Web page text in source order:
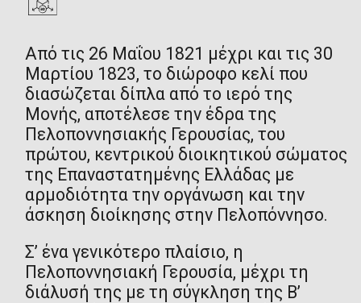
Από τις 26 Μαΐου 1821 μέχρι και τις 30
Μαρτίου 1823, το διώροφο κελί που
διασώζεται δίπλα από το ιερό της
Μονής, αποτέλεσε την έδρα της
Πελοποννησιακής Γερουσίας, του
πρώτου, κεντρικού διοικητικού σώματος
της Επαναστατημένης Ελλάδας με
αρμοδιότητα την οργάνωση και την
άσκηση διοίκησης στην Πελοπόννησο.
Σ’ ένα γενικότερο πλαίσιο, η
Πελοποννησιακή Γερουσία, μέχρι τη
διάλυσή της με τη σύγκληση της Β’